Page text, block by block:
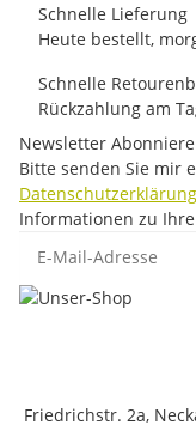
Schnelle Lieferung
Heute bestellt,
Schnelle
Rückzahlung am
Newsletter
Bitte senden Sie mir
Datenschutzerklärung
Informationen zu
Friedrichstr. 2a,